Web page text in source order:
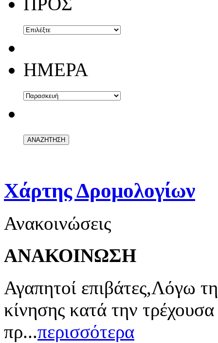
ΗΜΕΡΑ
Χάρτης Δρομολογίων
Ανακοινώσεις
ΑΝΑΚΟΙΝΩΣΗ
Αγαπητοί επιβάτες,Λόγω
κίνησης κατά την
πρ...περισσότερα